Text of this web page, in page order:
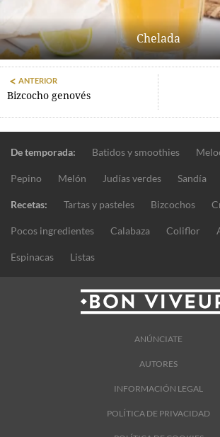
Chelada
ANTERIOR
Bizcocho genovés
De temporada: Batidos y smoothies
Pepino Melón Judías verdes Sandía
Recetas: Tartas y pasteles Bizcochos
Pocos ingredientes Calabaza Coliflor
Espinacas Listas
ANÚNCIATE
AUTORES
INFORMACIÓN LEGAL
POLÍTICA DE PRIVACIDAD